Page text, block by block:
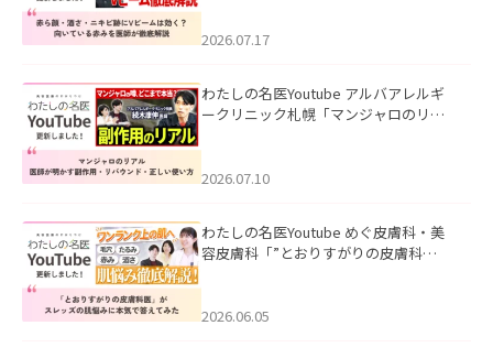
した。
2026.07.17
わたしの名医Youtube アルバアレルギ
ークリニック札幌「マンジャロのリア
た。
2026.07.10
わたしの名医Youtube めぐ皮膚科・美
容皮膚科「”とおりすがりの皮膚科
2026.06.05